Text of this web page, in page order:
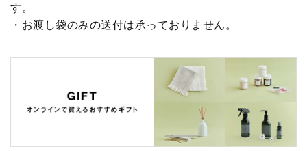
す。
・お渡し袋のみの送付は承っておりません。